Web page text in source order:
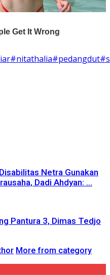
#nitathalia#pedangdut
Netra Gunakan
Dadi Ahdyan: ...
Pantura 3, Dimas Tedjo
More from category